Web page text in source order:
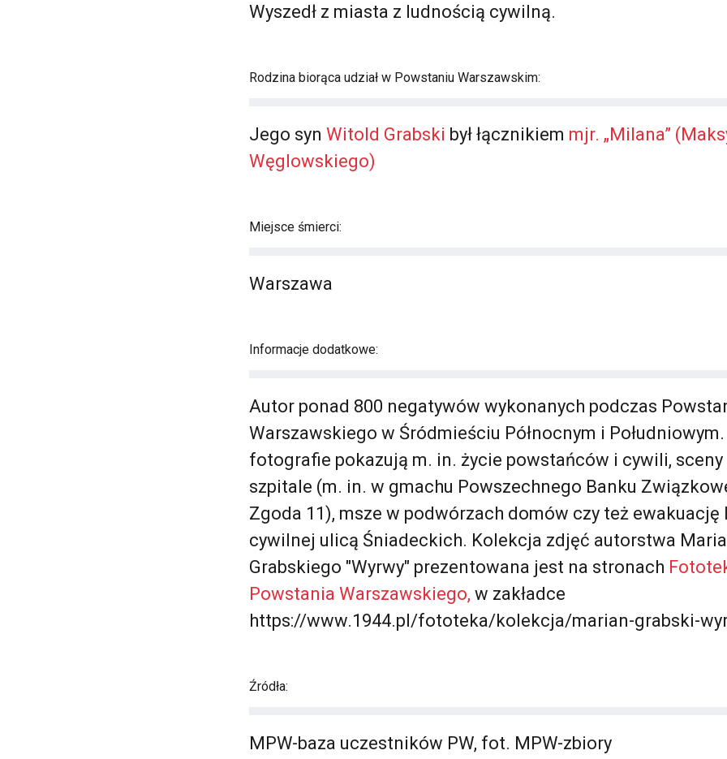
Wyszedł z miasta z ludnością cywilną.
Rodzina biorąca udział w Powstaniu Warszawskim:
Jego syn Witold Grabski był łącznikiem mjr. „Milana”
Węglowskiego)
Miejsce śmierci:
Warszawa
Informacje dodatkowe:
Autor ponad 800 negatywów wykonanych podczas
Warszawskiego w Śródmieściu Północnym i
fotografie pokazują m. in. życie powstańców i cywili, sceny
szpitale (m. in. w gmachu Powszechnego Banku
Zgoda 11), msze w podwórzach domów czy też ewakuację
cywilnej ulicą Śniadeckich. Kolekcja zdjęć autorstwa
Grabskiego "Wyrwy" prezentowana jest na stronach
Powstania Warszawskiego, w zakładce
https://www.1944.pl/fototeka/kolekcja/marian-grabski-
Źródła:
MPW-baza uczestników PW, fot. MPW-zbiory